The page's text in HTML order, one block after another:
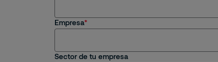
Empresa
Sector de tu empresa